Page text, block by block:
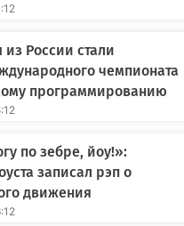
России стали
чемпионата
программированию
по зебре, йоу!»:
записал рэп о
движения